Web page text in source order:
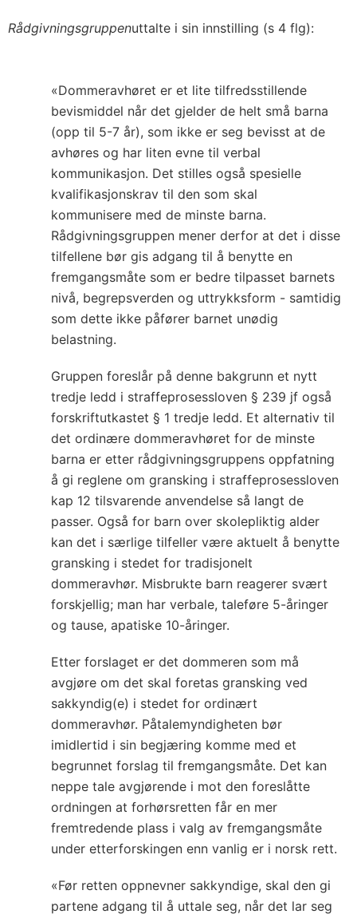
Rådgivningsgruppenuttalte i sin innstilling (s 4 flg):
«Dommeravhøret er et lite tilfredsstillende
bevismiddel når det gjelder de helt små barna
(opp til 5-7 år), som ikke er seg bevisst at de
avhøres og har liten evne til verbal
kommunikasjon. Det stilles også spesielle
kvalifikasjonskrav til den som skal
kommunisere med de minste barna.
Rådgivningsgruppen mener derfor at det i disse
tilfellene bør gis adgang til å benytte en
fremgangsmåte som er bedre tilpasset barnets
nivå, begrepsverden og uttrykksform - samtidig
som dette ikke påfører barnet unødig
belastning.
Gruppen foreslår på denne bakgrunn et nytt
tredje ledd i straffeprosessloven § 239 jf også
forskriftutkastet § 1 tredje ledd. Et alternativ til
det ordinære dommeravhøret for de minste
barna er etter rådgivningsgruppens oppfatning
å gi reglene om gransking i straffeprosessloven
kap 12 tilsvarende anvendelse så langt de
passer. Også for barn over skolepliktig alder
kan det i særlige tilfeller være aktuelt å benytte
gransking i stedet for tradisjonelt
dommeravhør. Misbrukte barn reagerer svært
forskjellig; man har verbale, taleføre 5-åringer
og tause, apatiske 10-åringer.
Etter forslaget er det dommeren som må
avgjøre om det skal foretas gransking ved
sakkyndig(e) i stedet for ordinært
dommeravhør. Påtalemyndigheten bør
imidlertid i sin begjæring komme med et
begrunnet forslag til fremgangsmåte. Det kan
neppe tale avgjørende i mot den foreslåtte
ordningen at forhørsretten får en mer
fremtredende plass i valg av fremgangsmåte
under etterforskingen enn vanlig er i norsk rett.
«Før retten oppnevner sakkyndige, skal den gi
partene adgang til å uttale seg, når det lar seg